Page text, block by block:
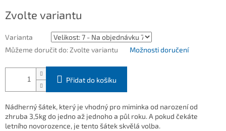
cena:
Zvolte variantu
Varianta
Můžeme doručit do: Zvolte variantu Možnosti doručení
Přidat do košíku
Nádherný šátek, který je vhodný pro miminka od narození od
zhruba 3,5kg do jedno až jednoho a půl roku. A pokud čekáte
letního novorozence, je tento šátek skvělá volba.